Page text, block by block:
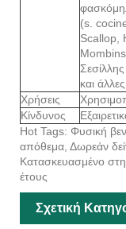
(s.
Scallop,
και
Χρήσεις
Κίνδυνος
Hot Tags: Φυσική
απόθεμα, Δωρεάν
Κατασκευασμένο
έτους
Σχετική